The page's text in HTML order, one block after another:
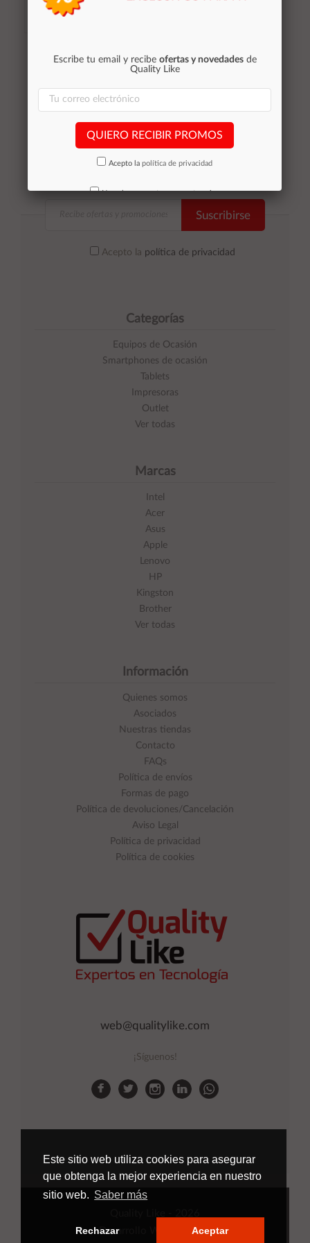
Este sitio web utiliza cookies para asegurar
que obtenga la mejor experiencia en nuestro
sitio web. Saber más
Rechazar Aceptar
carrito
carrito
Suscribirse
Acepto la política de privacidad
web@qualitylike.com
¡Síguenos!
Categorías
Equipos de Ocasión
Smartphones de ocasión
Tablets
Impresoras
Outlet
Ver todas
Marcas
Intel
Acer
Asus
Apple
Lenovo
HP
Kingston
Brother
Ver todas
Información
Quienes somos
Asociados
Nuestras tiendas
Contacto
FAQs
Política de envíos
Formas de pago
Política de devoluciones/Cancelación
Aviso Legal
Política de privacidad
Política de cookies
Desarrollo Web
Applinet
Escribe tu email y recibe ofertas y novedadesde
Quality Like
QUIERO RECIBIR PROMOS
Acepto la política de privacidad
No volver a mostrar mas este aviso